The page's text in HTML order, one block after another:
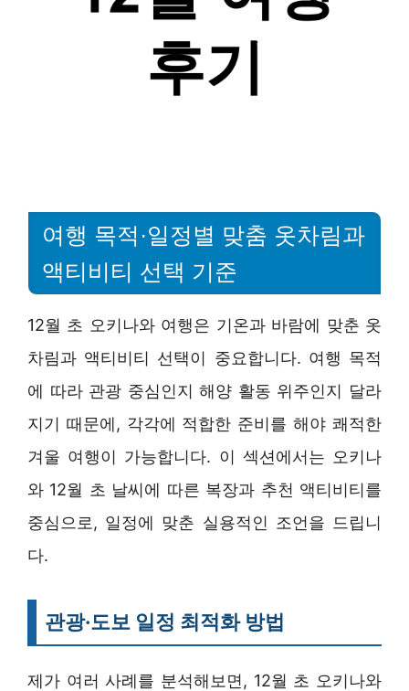
여행 목적·일정별 맞춤 옷차림과
액티비티 선택 기준
12월 초 오키나와 여행은 기온과 바람에 맞춘 옷
차림과 액티비티 선택이 중요합니다. 여행 목적
에 따라 관광 중심인지 해양 활동 위주인지 달라
지기 때문에, 각각에 적합한 준비를 해야 쾌적한
겨울 여행이 가능합니다. 이 섹션에서는 오키나
와 12월 초 날씨에 따른 복장과 추천 액티비티를
중심으로, 일정에 맞춘 실용적인 조언을 드립니
다.
관광·도보 일정 최적화 방법
제가 여러 사례를 분석해보면, 12월 초 오키나와